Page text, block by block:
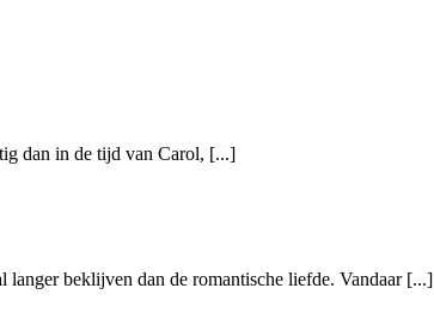
dan in de tijd van Carol, [...]
langer beklijven dan de romantische liefde. Vandaar [...]